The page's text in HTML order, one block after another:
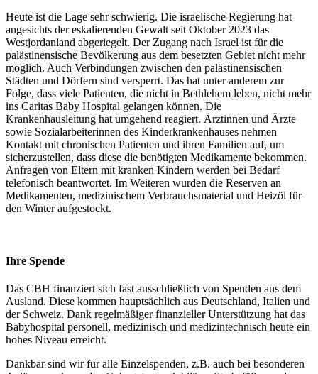
Heute ist die Lage sehr schwierig. Die israelische Regierung hat
angesichts der eskalierenden Gewalt seit Oktober 2023 das
Westjordanland abgeriegelt. Der Zugang nach Israel ist für die
palästinensische Bevölkerung aus dem besetzten Gebiet nicht mehr
möglich. Auch Verbindungen zwischen den palästinensischen
Städten und Dörfern sind versperrt. Das hat unter anderem zur
Folge, dass viele Patienten, die nicht in Bethlehem leben, nicht mehr
ins Caritas Baby Hospital gelangen können. Die
Krankenhausleitung hat umgehend reagiert. Ärztinnen und Ärzte
sowie Sozialarbeiterinnen des Kinderkrankenhauses nehmen
Kontakt mit chronischen Patienten und ihren Familien auf, um
sicherzustellen, dass diese die benötigten Medikamente bekommen.
Anfragen von Eltern mit kranken Kindern werden bei Bedarf
telefonisch beantwortet. Im Weiteren wurden die Reserven an
Medikamenten, medizinischem Verbrauchsmaterial und Heizöl für
den Winter aufgestockt.
Ihre Spende
Das CBH finanziert sich fast ausschließlich von Spenden aus dem
Ausland. Diese kommen hauptsächlich aus Deutschland, Italien und
der Schweiz. Dank regelmäßiger finanzieller Unterstützung hat das
Babyhospital personell, medizinisch und medizintechnisch heute ein
hohes Niveau erreicht.
Dankbar sind wir für alle Einzelspenden, z.B. auch bei besonderen